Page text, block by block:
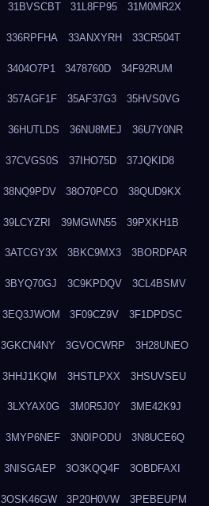
31BVSCBT 31L8FP95 31M0MR2X
336RPFHA 33ANXYRH 33CR504T
3404O7P1 3478760D 34F92RUM
357AGF1F 35AF37G3 35HVS0VG
36HUTLDS 36NU8MEJ 36U7Y0NR
37CVGS0S 37IHO75D 37JQKID8
38NQ9PDV 38O70PCO 38QUD9KX
39LCYZRI 39MGWN55 39PXKH1B
3ATCGY3X 3BKC9MX3 3BORDPAR
3BYQ70GJ 3C9KPDQV 3CL4BSMV
3EQ3JWOM 3F09CZ9V 3F1DPDSC
3GKCN4NY 3GVOCWRP 3H28UNEO
3HHJ1KQM 3HSTLPXX 3HSUVSEU
3LXYAX0G 3M0R5J0Y 3ME42K9J
3MYP6NEF 3N0IPODU 3N8UCE6Q
3NISGAEP 3O3KQQ4F 3OBDFAXI
3OSK46GW 3P20H0VW 3PEBEUPM